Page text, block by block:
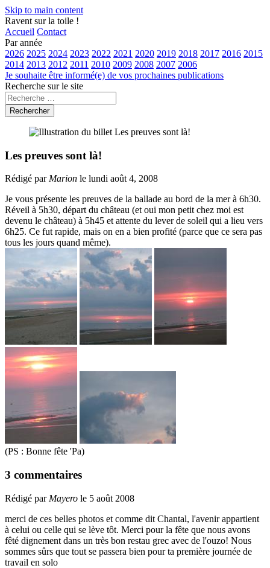
Skip to main content
Ravent sur la toile !
Accueil Contact
Par année
2026 2025 2024 2023 2022 2021 2020 2019 2018 2017 2016 2015
2014 2013 2012 2011 2010 2009 2008 2007 2006
Je souhaite être informé(e) de vos prochaines publications
Recherche sur le site
Rechercher
Les preuves sont là!
Rédigé parMarion le lundi août 4, 2008
Je vous présente les preuves de la ballade au bord de la mer à 6h30.
Réveil à 5h30, départ du château (et oui mon petit chez moi est
devenu le château) à 5h45 et attente du lever de soleil qui a lieu vers
6h25. Ce fut rapide, mais on en a bien profité (parce que ce sera pas
tous les jours quand même).
(PS : Bonne fête 'Pa)
3 commentaires
Rédigé par Mayero le 5 août 2008
merci de ces belles photos et comme dit Chantal, l'avenir appartient
à celui ou celle qui se lève tôt. Merci pour la fête que nous avons
fêté dignement dans un très bon restau grec avec de l'ouzo! Nous
sommes sûrs que tout se passera bien pour ta première journée de
travail en solo